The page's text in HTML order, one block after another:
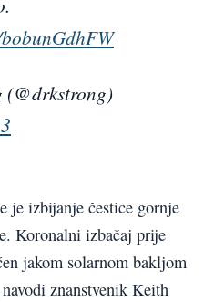
je izbijanje čestice gornje
Koronalni izbačaj prije
jakom solarnom bakljom
znanstvenik Keith